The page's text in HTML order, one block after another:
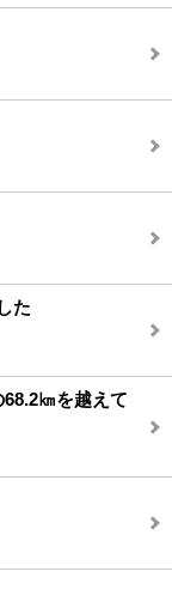
た
㎞を越えて